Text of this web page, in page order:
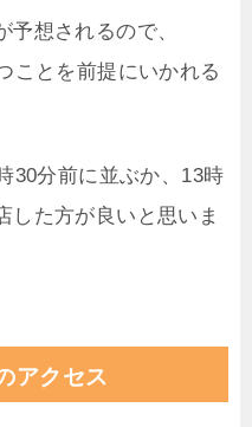
想されるので、
ことを前提にいかれる
30分前に並ぶか、13時
した方が良いと思いま
アクセス